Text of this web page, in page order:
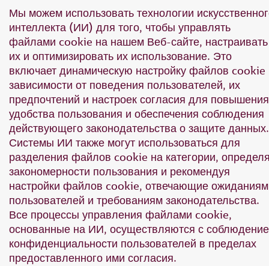
Мы можем использовать технологии
интеллекта (ИИ) для того, чтобы управлять
файлами cookie на нашем Веб-сайте, настраивать
их и оптимизировать их использование. Это
включает динамическую настройку файлов cookie
зависимости от поведения пользователей, их
предпочтений и настроек согласия для повышения
удобства пользования и обеспечения соблюдения
действующего законодательства о защите данных.
Системы ИИ также могут использоваться для
разделения файлов cookie на категории,
закономерности пользования и рекомендуя
настройки файлов cookie, отвечающие ожиданиям
пользователей и требованиям законодательства.
Все процессы управления файлами cookie,
основанные на ИИ, осуществляются с
конфиденциальности пользователей в пределах
предоставленного ими согласия.